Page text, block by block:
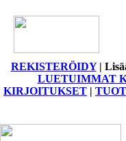
REKISTERÖIDY|
LUETUIMMAT
KIRJOITUKSET |